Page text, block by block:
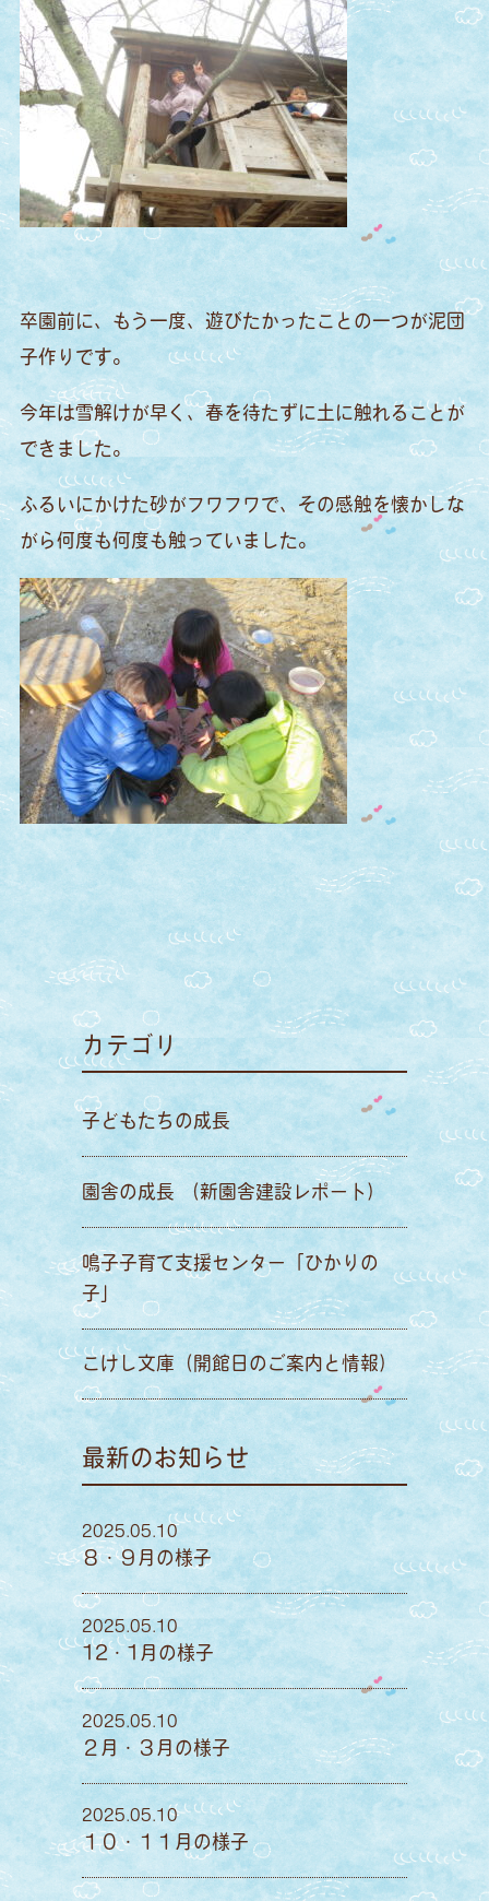
卒園前に、もう一度、遊びたかったことの一つが泥団
子作りです。
今年は雪解けが早く、春を待たずに土に触れることが
できました。
ふるいにかけた砂がフワフワで、その感触を懐かしな
がら何度も何度も触っていました。
カテゴリ
子どもたちの成長
園舎の成長 （新園舎建設レポート）
鳴子子育て支援センター「ひかりの
子」
こけし文庫（開館日のご案内と情報）
最新のお知らせ
2025.05.10
８・９月の様子
2025.05.10
12・1月の様子
2025.05.10
２月・３月の様子
2025.05.10
１０・１１月の様子